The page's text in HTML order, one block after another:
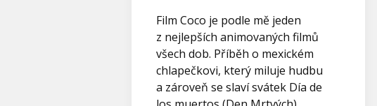
Film Coco je podle mě jeden
z nejlepších animovaných filmů
všech dob. Příběh o mexickém
chlapečkovi, který miluje hudbu
a zároveň se slaví svátek Día de